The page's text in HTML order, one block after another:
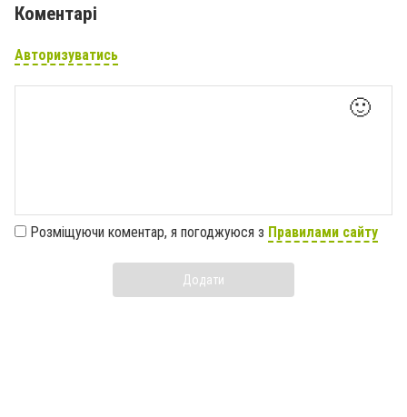
Коментарі
Авторизуватись
🙂
Розміщуючи коментар, я погоджуюся з Правилами сайту
Додати